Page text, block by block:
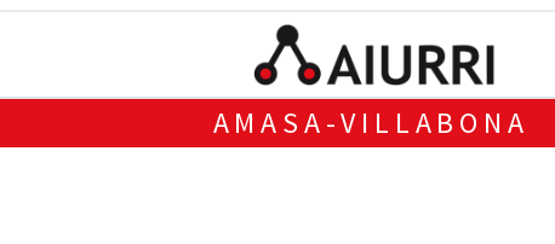
AMASA-VILLABONA